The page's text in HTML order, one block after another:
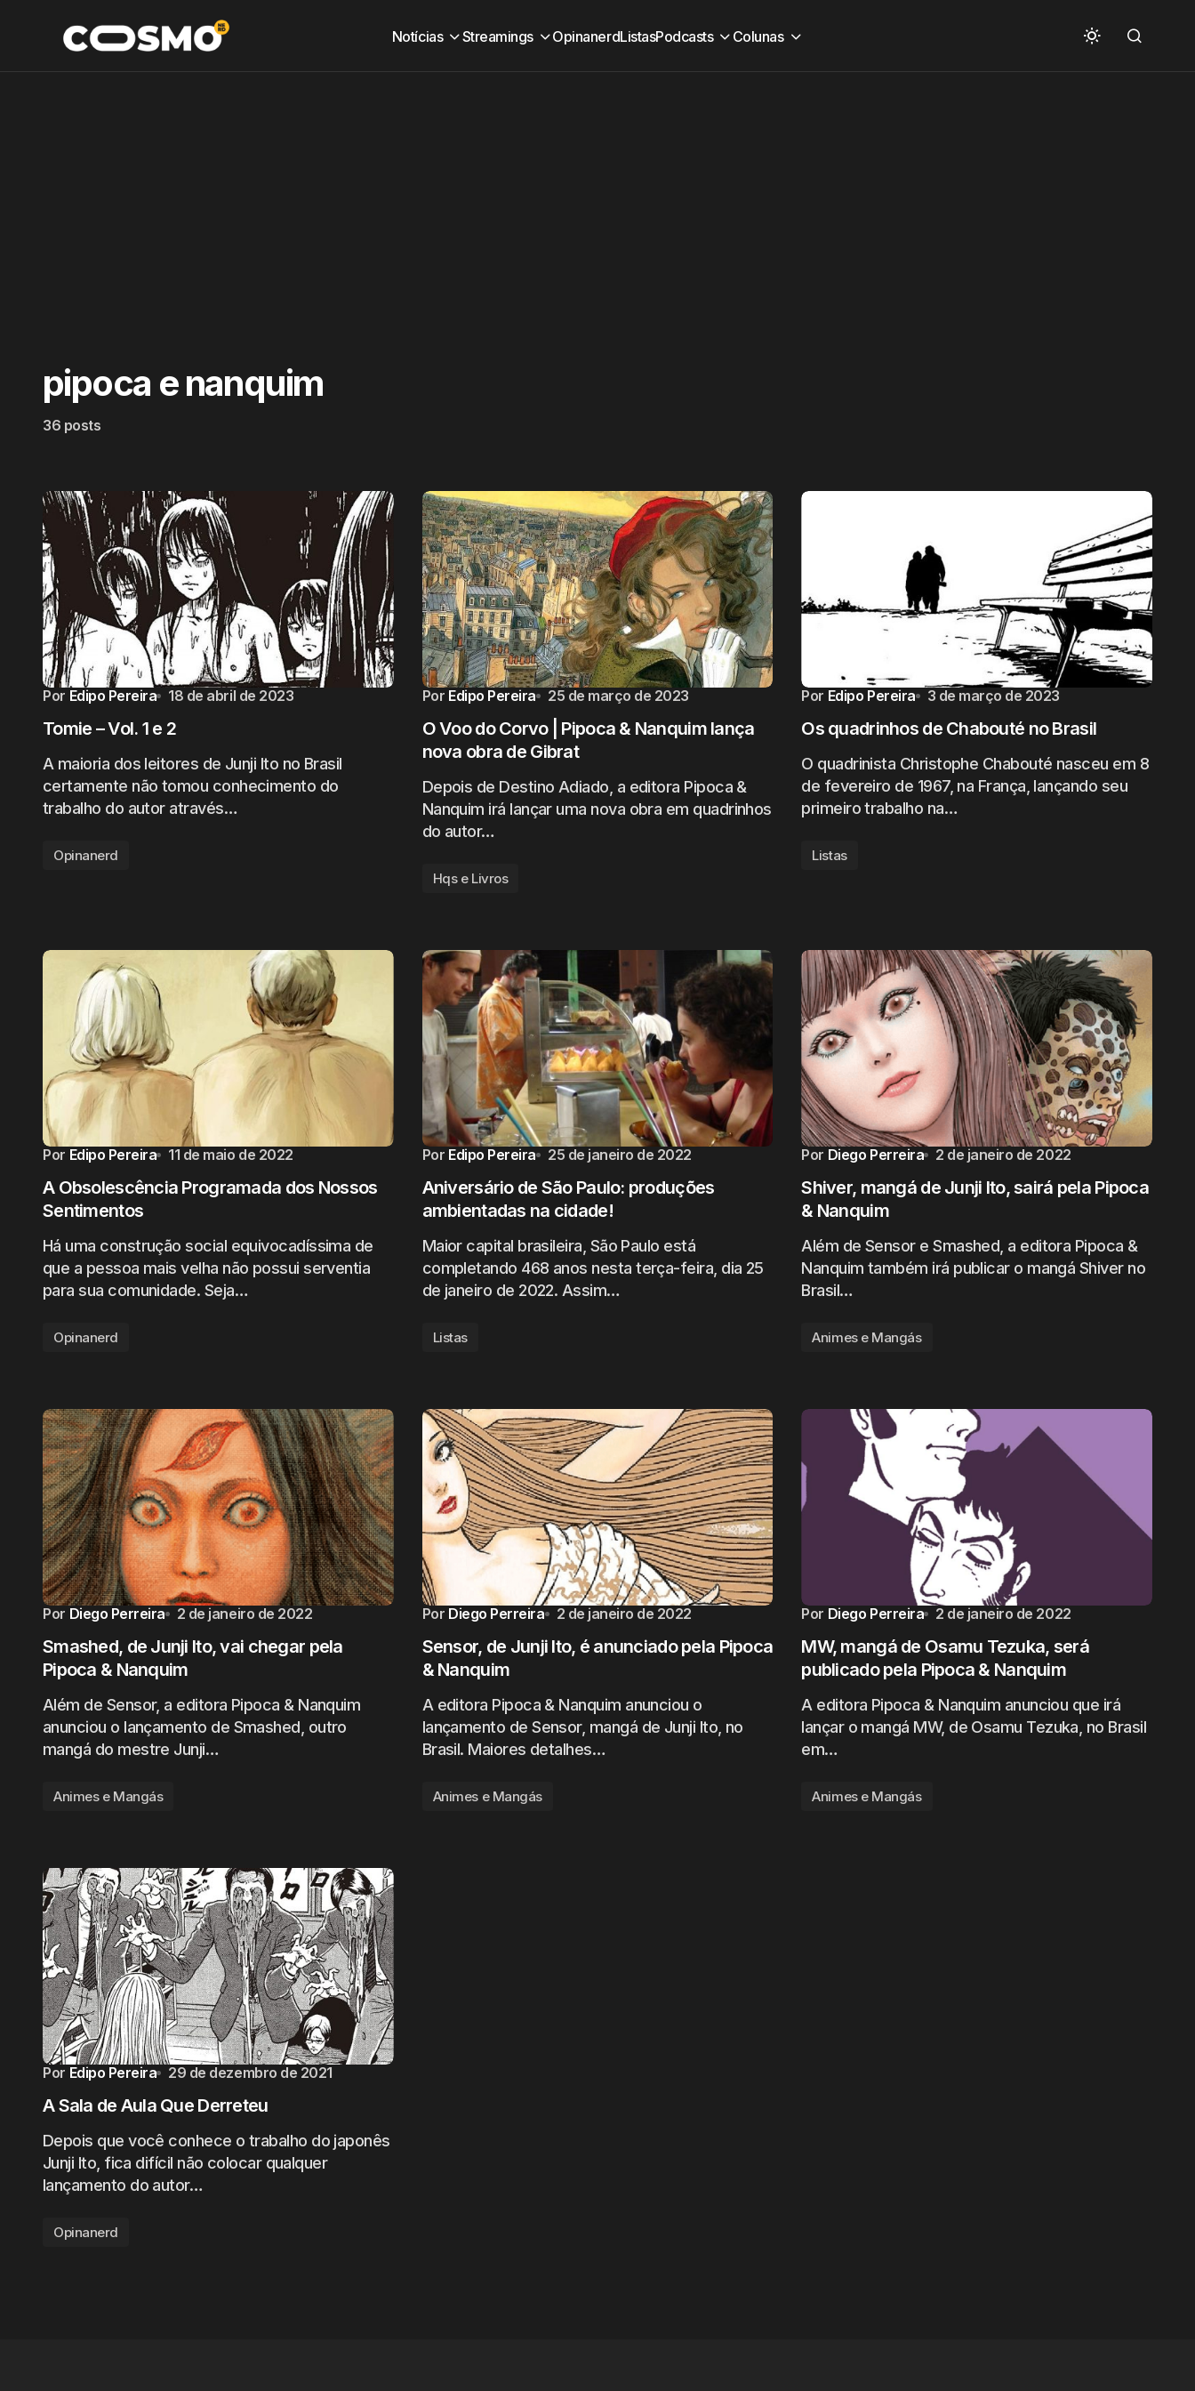
Notícias Streamings OpinanerdListasPodcasts Colunas
pipoca e nanquim
36 posts
Por Edipo Pereira 18 de abril de 2023
Tomie – Vol. 1 e 2
A maioria dos leitores de Junji Ito no Brasil
certamente não tomou conhecimento do
trabalho do autor através…
Opinanerd
Por Edipo Pereira 25 de março de 2023
O Voo do Corvo | Pipoca & Nanquim lança
nova obra de Gibrat
Depois de Destino Adiado, a editora Pipoca &
Nanquim irá lançar uma nova obra em quadrinhos
do autor…
Hqs e Livros
Por Edipo Pereira 3 de março de 2023
Os quadrinhos de Chabouté no Brasil
O quadrinista Christophe Chabouté nasceu em 8
de fevereiro de 1967, na França, lançando seu
primeiro trabalho na…
Listas
Por Edipo Pereira 11 de maio de 2022
A Obsolescência Programada dos Nossos
Sentimentos
Há uma construção social equivocadíssima de
que a pessoa mais velha não possui serventia
para sua comunidade. Seja…
Opinanerd
Por Edipo Pereira 25 de janeiro de 2022
Aniversário de São Paulo: produções
ambientadas na cidade!
Maior capital brasileira, São Paulo está
completando 468 anos nesta terça-feira, dia 25
de janeiro de 2022. Assim…
Listas
Por Diego Perreira 2 de janeiro de 2022
Shiver, mangá de Junji Ito, sairá pela Pipoca
& Nanquim
Além de Sensor e Smashed, a editora Pipoca &
Nanquim também irá publicar o mangá Shiver no
Brasil…
Animes e Mangás
Por Diego Perreira 2 de janeiro de 2022
Smashed, de Junji Ito, vai chegar pela
Pipoca & Nanquim
Além de Sensor, a editora Pipoca & Nanquim
anunciou o lançamento de Smashed, outro
mangá do mestre Junji…
Animes e Mangás
Por Diego Perreira 2 de janeiro de 2022
Sensor, de Junji Ito, é anunciado pela Pipoca
& Nanquim
A editora Pipoca & Nanquim anunciou o
lançamento de Sensor, mangá de Junji Ito, no
Brasil. Maiores detalhes…
Animes e Mangás
Por Diego Perreira 2 de janeiro de 2022
MW, mangá de Osamu Tezuka, será
publicado pela Pipoca & Nanquim
A editora Pipoca & Nanquim anunciou que irá
lançar o mangá MW, de Osamu Tezuka, no Brasil
em…
Animes e Mangás
Por Edipo Pereira 29 de dezembro de 2021
A Sala de Aula Que Derreteu
Depois que você conhece o trabalho do japonês
Junji Ito, fica difícil não colocar qualquer
lançamento do autor…
Opinanerd